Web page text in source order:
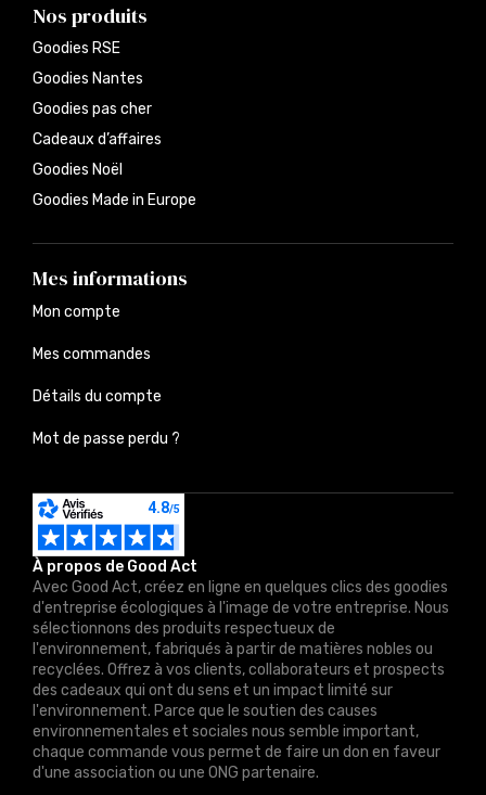
À propos de Good Act
Avec Good Act, créez en ligne en quelques clics des goodies
d'entreprise écologiques à l'image de votre entreprise. Nous
sélectionnons des produits respectueux de
l'environnement, fabriqués à partir de matières nobles ou
recyclées. Offrez à vos clients, collaborateurs et prospects
des cadeaux qui ont du sens et un impact limité sur
l'environnement. Parce que le soutien des causes
environnementales et sociales nous semble important,
chaque commande vous permet de faire un don en faveur
d'une association ou une ONG partenaire.
Nos produits
Goodies RSE
Goodies Nantes
Goodies pas cher
Cadeaux d’affaires
Goodies Noël
Goodies Made in Europe
Mes informations
Mon compte
Mes commandes
Détails du compte
Mot de passe perdu ?